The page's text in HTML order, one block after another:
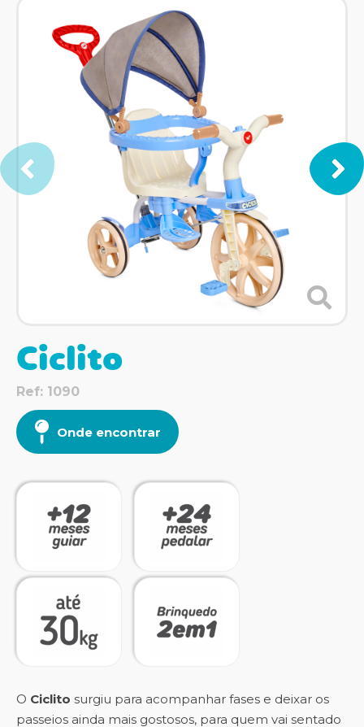
Ciclito
Ref: 1090
Onde encontrar
O Ciclito surgiu para acompanhar fases e deixar os
passeios ainda mais gostosos, para quem vai sentado